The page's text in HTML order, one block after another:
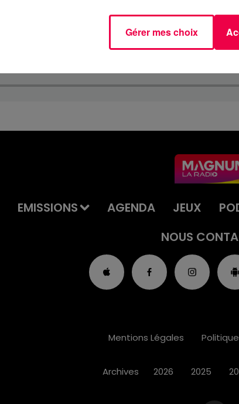
EMISSIONS AGENDA JEUX
NOUS
Mentions Légales
Archives 2026 2025
Gérer mes choix